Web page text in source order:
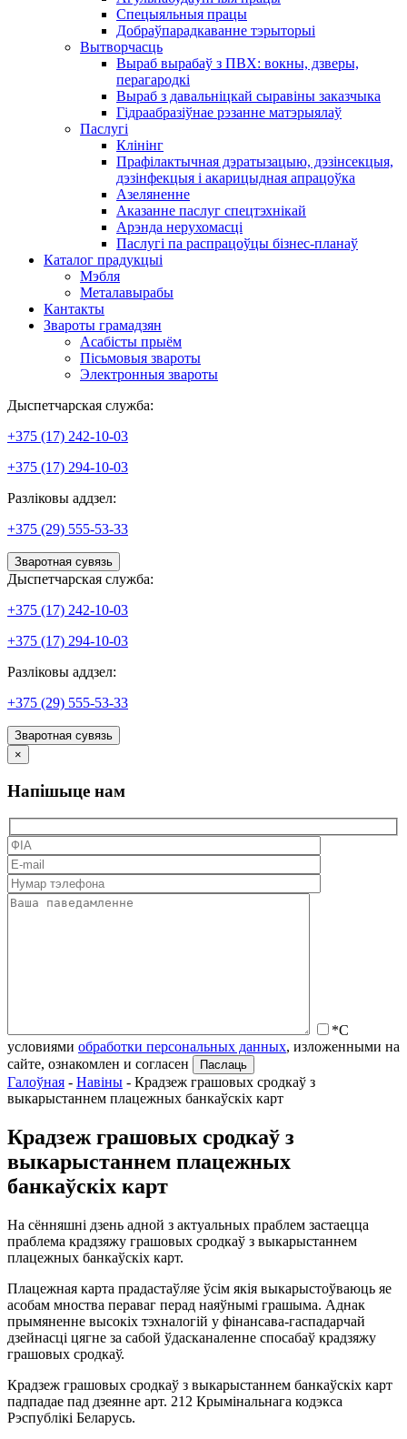
Спецыяльныя працы
Добраўпарадкаванне тэрыторыі
Вытворчасць
Выраб вырабаў з ПВХ: вокны, дзверы,
перагародкі
Выраб з давальніцкай сыравіны заказчыка
Гідраабразіўнае рэзанне матэрыялаў
Паслугі
Клінінг
Прафілактычная дэратызацыю, дэзiнсекцыя,
дэзінфекцыя і акарицыдная апрацоўка
Азеляненне
Аказанне паслуг спецтэхнікай
Арэнда нерухомасці
Паслугі па распрацоўцы бізнес-планаў
Каталог прадукцыі
Мэбля
Металавырабы
Кантакты
Звароты грамадзян
Асабісты прыём
Пісьмовыя звароты
Электронныя звароты
Дыспетчарская служба:
+375 (17) 242-10-03
+375 (17) 294-10-03
Разліковы аддзел:
+375 (29) 555-53-33
Зваротная сувязь
Дыспетчарская служба:
+375 (17) 242-10-03
+375 (17) 294-10-03
Разліковы аддзел:
+375 (29) 555-53-33
Зваротная сувязь
×
Напішыце нам
*С
условиями обработки персональных данных, изложенными на
сайте, ознакомлен и согласен
Галоўная - Навіны - Крадзеж грашовых сродкаў з
выкарыстаннем плацежных банкаўскіх карт
Крадзеж грашовых сродкаў з
выкарыстаннем плацежных
банкаўскіх карт
На сённяшні дзень адной з актуальных праблем застаецца
праблема крадзяжу грашовых сродкаў з выкарыстаннем
плацежных банкаўскіх карт.
Плацежная карта прадастаўляе ўсім якія выкарыстоўваюць яе
асобам мноства пераваг перад наяўнымі грашыма. Аднак
прымяненне высокіх тэхналогій у фінансава-гаспадарчай
дзейнасці цягне за сабой ўдасканаленне спосабаў крадзяжу
грашовых сродкаў.
Крадзеж грашовых сродкаў з выкарыстаннем банкаўскіх карт
падпадае пад дзеянне арт. 212 Крымінальнага кодэкса
Рэспублікі Беларусь.